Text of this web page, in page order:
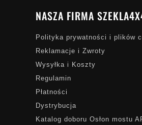
NASZA FIRMA
Polityka prywatności i plików
Reklamacje i Zwroty
Wysyłka i Koszty
Regulamin
Płatności
Dystrybucja
Katalog doboru Osłon mostu